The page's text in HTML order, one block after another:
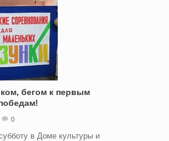
бегом к первым
0
в Доме культуры и